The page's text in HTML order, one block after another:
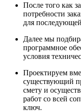
После того как
потребности
для
Далее мы
программное
условия
Проектируем
существующий
смету и
работ со всей
ключ.